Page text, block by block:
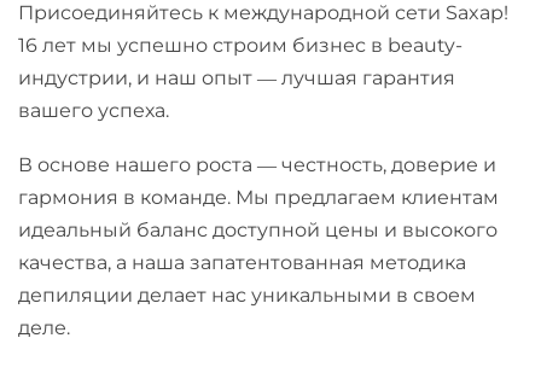
Присоединяйтесь к международной сети Saxap!
16 лет мы успешно строим бизнес в beauty-
индустрии, и наш опыт — лучшая гарантия
вашего успеха.
В основе нашего роста — честность, доверие и
гармония в команде. Мы предлагаем клиентам
идеальный баланс доступной цены и высокого
качества, а наша запатентованная методика
депиляции делает нас уникальными в своем
деле.